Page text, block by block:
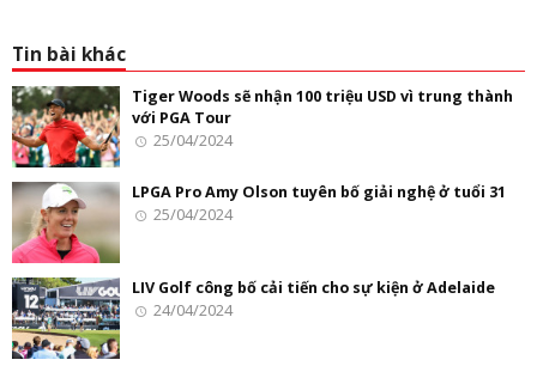
Tin bài khác
Tiger Woods sẽ nhận 100 triệu USD vì trung thành
với PGA Tour
25/04/2024
LPGA Pro Amy Olson tuyên bố giải nghệ ở tuổi 31
25/04/2024
LIV Golf công bố cải tiến cho sự kiện ở Adelaide
24/04/2024